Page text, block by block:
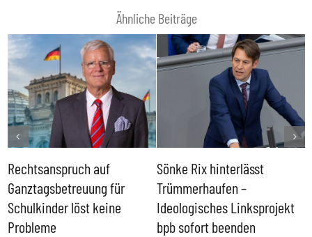
Ähnliche Beiträge
Rechtsanspruch auf
Ganztagsbetreuung für
Schulkinder löst keine
Probleme
Sönke Rix hinterlässt
Trümmerhaufen –
Ideologisches Linksprojekt
bpb sofort beenden